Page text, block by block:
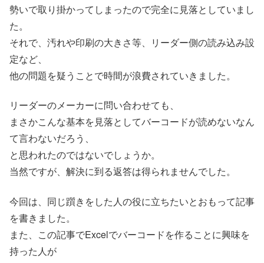
勢いで取り掛かってしまったので完全に見落としていまし
た。
それで、汚れや印刷の大きさ等、リーダー側の読み込み設
定など、
他の問題を疑うことで時間が浪費されていきました。
リーダーのメーカーに問い合わせても、
まさかこんな基本を見落としてバーコードが読めないなん
て言わないだろう、
と思われたのではないでしょうか。
当然ですが、解決に到る返答は得られませんでした。
今回は、同じ躓きをした人の役に立ちたいとおもって記事
を書きました。
また、この記事でExcelでバーコードを作ることに興味を
持った人が